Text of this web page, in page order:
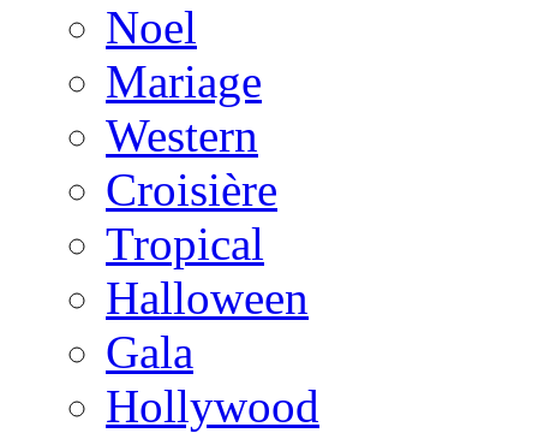
Noel
Mariage
Western
Croisière
Tropical
Halloween
Gala
Hollywood